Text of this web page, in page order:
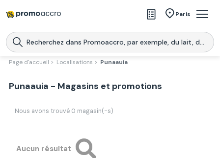
Paris
Magasins
Produits
Promoaccro
l'application
Page d'accueil > Localisations > Punaauia
Punaauia - Magasins et promotions
Nous avons trouvé 0 magasin(-s)
Aucun résultat